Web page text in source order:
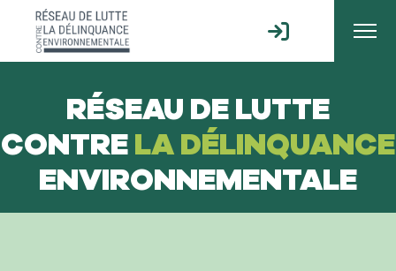
RÉSEAU DE LUTTE
CONTRELA DÉLINQUANCE
ENVIRONNEMENTALE